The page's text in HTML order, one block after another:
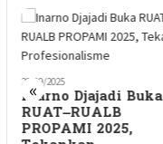
«
29/09/2025
Inarno Djajadi Buka
RUAT–RUALB
PROPAMI 2025,